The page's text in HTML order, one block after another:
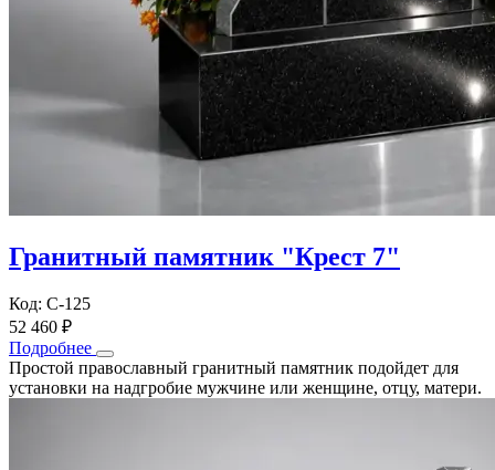
Гранитный памятник "Крест 7"
Код: С-125
52 460 ₽
Подробнее
Простой православный гранитный памятник подойдет для
установки на надгробие мужчине или женщине, отцу, матери.